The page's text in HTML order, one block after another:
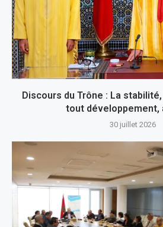
Discours du Trône : La
tout développement,
30 juillet 2026